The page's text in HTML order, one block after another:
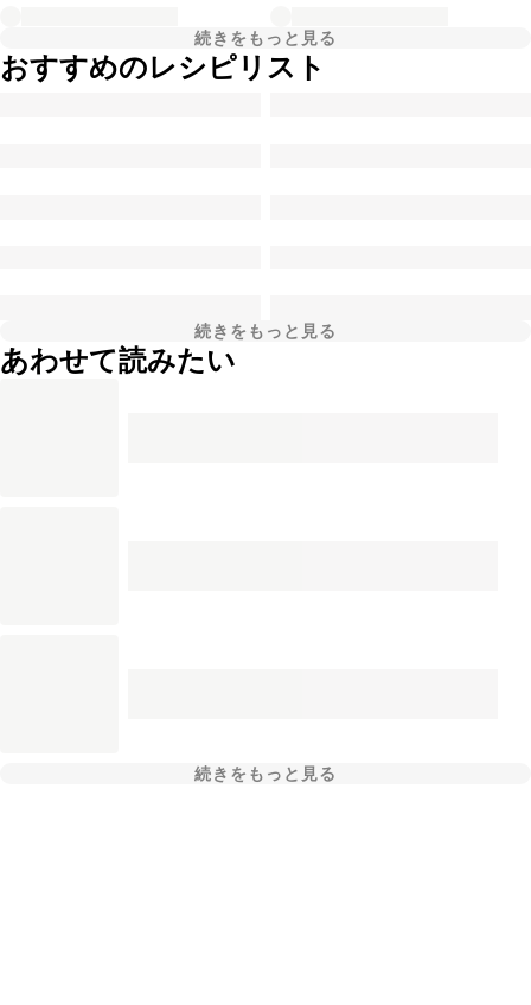
続きをもっと見る
おすすめのレシピリスト
続きをもっと見る
あわせて読みたい
続きをもっと見る